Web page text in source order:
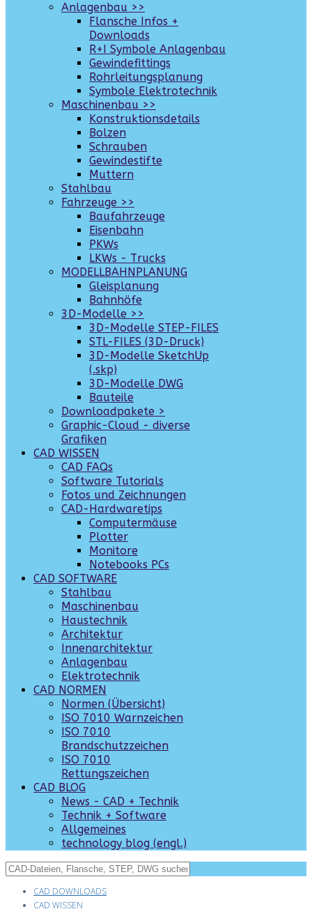
Anlagenbau >>
Flansche Infos +
Downloads
R+I Symbole Anlagenbau
Gewindefittings
Rohrleitungsplanung
Symbole Elektrotechnik
Maschinenbau >>
Konstruktionsdetails
Bolzen
Schrauben
Gewindestifte
Muttern
Stahlbau
Fahrzeuge >>
Baufahrzeuge
Eisenbahn
PKWs
LKWs - Trucks
MODELLBAHNPLANUNG
Gleisplanung
Bahnhöfe
3D-Modelle >>
3D-Modelle STEP-FILES
STL-FILES (3D-Druck)
3D-Modelle SketchUp
(.skp)
3D-Modelle DWG
Bauteile
Downloadpakete >
Graphic-Cloud - diverse
Grafiken
CAD WISSEN
CAD FAQs
Software Tutorials
Fotos und Zeichnungen
CAD-Hardwaretips
Computermäuse
Plotter
Monitore
Notebooks PCs
CAD SOFTWARE
Stahlbau
Maschinenbau
Haustechnik
Architektur
Innenarchitektur
Anlagenbau
Elektrotechnik
CAD NORMEN
Normen (Übersicht)
ISO 7010 Warnzeichen
ISO 7010
Brandschutzzeichen
ISO 7010
Rettungszeichen
CAD BLOG
News - CAD + Technik
Technik + Software
Allgemeines
technology blog (engl.)
CAD DOWNLOADS
CAD WISSEN